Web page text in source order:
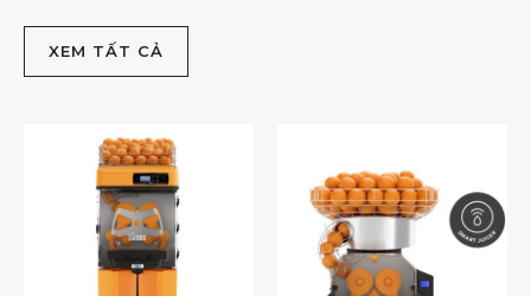
XEM TẤT CẢ